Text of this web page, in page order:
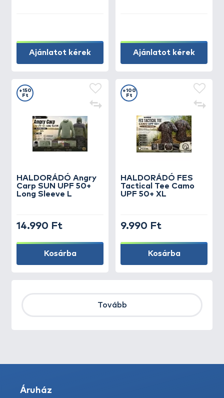
Ajánlatot kérek Ajánlatot kérek
HALDORÁDÓ Angry
Carp SUN UPF 50+
Long Sleeve L
+150
Ft
14.990 Ft
Kosárba
HALDORÁDÓ FES
Tactical Tee Camo
UPF 50+ XL
+100
Ft
9.990 Ft
Kosárba
Tovább
Áruház